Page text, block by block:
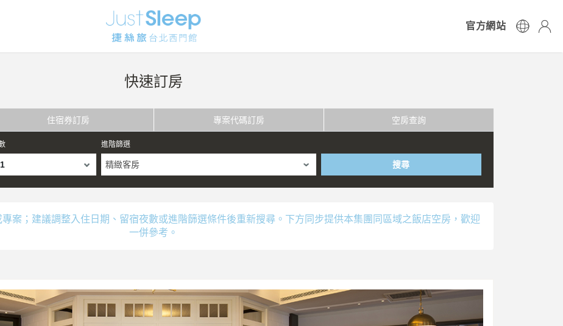
官方網站
快速訂房
住宿券訂房 專案代碼訂房 空房查詢
進階篩選
精緻客房 搜尋
案；建議調整入住日期、留宿夜數或進階篩選條件後重新搜尋。下方同步提供本集團同區域之飯店空房，歡迎
一併參考。